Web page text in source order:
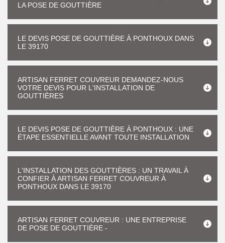
LA POSE DE GOUTTIÈRE
LE DEVIS POSE DE GOUTTIÈRE À PONTHOUX DANS
LE 39170
ARTISAN FERRET COUVREUR DEMANDEZ-NOUS
VOTRE DEVIS POUR L'INSTALLATION DE
GOUTTIÈRES
LE DEVIS POSE DE GOUTTIÈRE À PONTHOUX : UNE
ÉTAPE ESSENTIELLE AVANT TOUTE INSTALLATION
L'INSTALLATION DES GOUTTIÈRES : UN TRAVAIL À
CONFIER À ARTISAN FERRET COUVREUR À
PONTHOUX DANS LE 39170
ARTISAN FERRET COUVREUR : UNE ENTREPRISE
DE POSE DE GOUTTIÈRE -